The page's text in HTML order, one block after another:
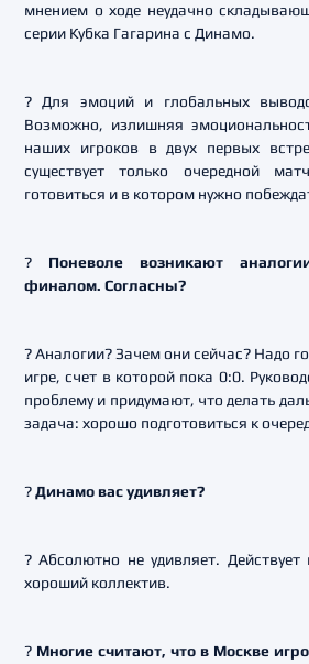
мнением о ходе неудачно
серии Кубка Гагарина с Динамо.
? Для эмоций и глобальных
Возможно, излишняя
наших игроков в двух первых
существует только очередной
готовиться и в котором нужно
? Поневоле возникают
финалом. Согласны?
? Аналогии? Зачем они сейчас? Надо
игре, счет в которой пока 0:0.
проблему и придумают, что делать
задача: хорошо подготовиться к
?Динамо вас удивляет?
? Абсолютно не удивляет.
хороший коллектив.
? Многие считают, что в Москве